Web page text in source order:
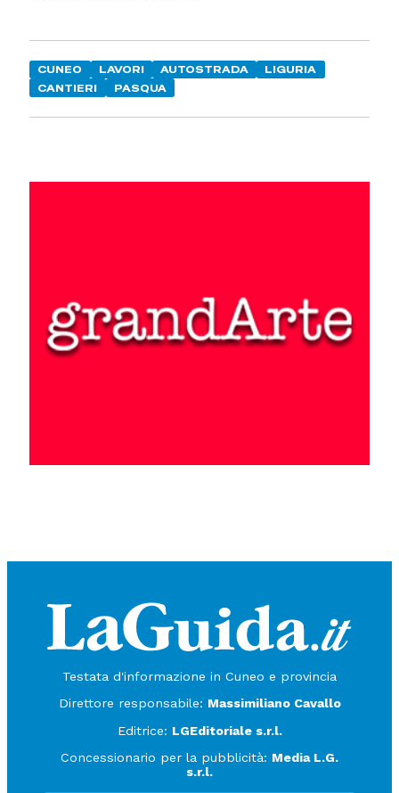
CUNEO LAVORI AUTOSTRADA
LIGURIA
CANTIERI
PASQUA
Testata d'informazione in Cuneo e provincia
Direttore responsabile: Massimiliano Cavallo
Editrice: LGEditoriale s.r.l.
Concessionario per la pubblicità: Media L.G.
s.r.l.